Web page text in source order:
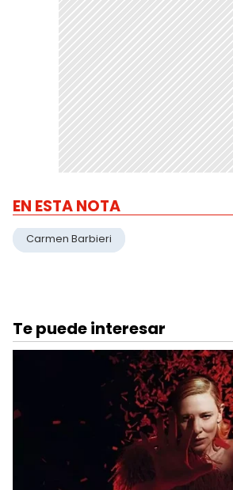
EN ESTA NOTA
Carmen Barbieri